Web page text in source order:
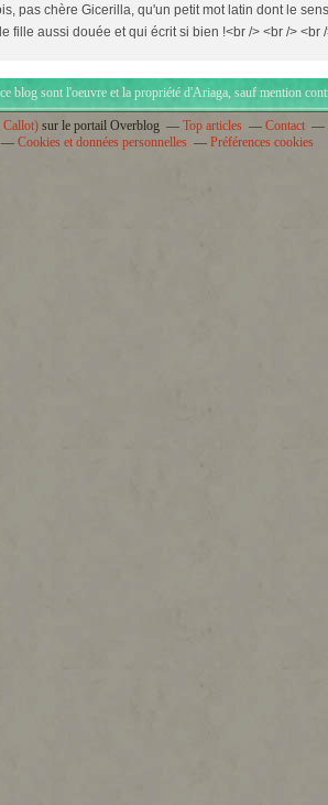
pas chère Gicerilla, qu'un petit mot latin dont le
fille aussi douée et qui écrit si bien !<br /> <br /> <br
blog sont l'oeuvre et la propriété d'Ariaga, sauf mention
Callot) sur le portail Overblog Top articles
Contact
Cookies et données personnelles Préférences cookies